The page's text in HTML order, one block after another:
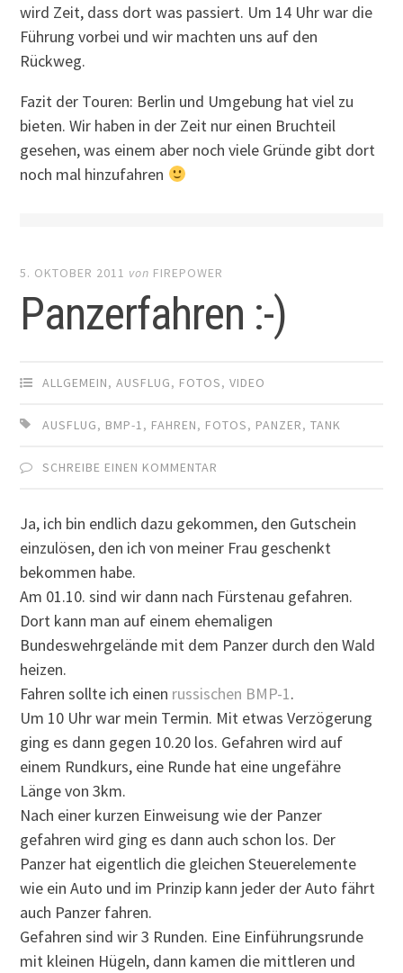
wird Zeit, dass dort was passiert. Um 14 Uhr war die
Führung vorbei und wir machten uns auf den
Rückweg.
Fazit der Touren: Berlin und Umgebung hat viel zu
bieten. Wir haben in der Zeit nur einen Bruchteil
gesehen, was einem aber noch viele Gründe gibt dort
noch mal hinzufahren
5. OKTOBER 2011 von FIREPOWER
Panzerfahren :-)
ALLGEMEIN,AUSFLUG, FOTOS,VIDEO
AUSFLUG, BMP-1, FAHREN, FOTOS, PANZER,TANK
SCHREIBE EINEN KOMMENTAR
Ja, ich bin endlich dazu gekommen, den Gutschein
einzulösen, den ich von meiner Frau geschenkt
bekommen habe.
Am 01.10. sind wir dann nach Fürstenau gefahren.
Dort kann man auf einem ehemaligen
Bundeswehrgelände mit dem Panzer durch den Wald
heizen.
Fahren sollte ich einen russischen BMP-1.
Um 10 Uhr war mein Termin. Mit etwas Verzögerung
ging es dann gegen 10.20 los. Gefahren wird auf
einem Rundkurs, eine Runde hat eine ungefähre
Länge von 3km.
Nach einer kurzen Einweisung wie der Panzer
gefahren wird ging es dann auch schon los. Der
Panzer hat eigentlich die gleichen Steuerelemente
wie ein Auto und im Prinzip kann jeder der Auto fährt
auch Panzer fahren.
Gefahren sind wir 3 Runden. Eine Einführungsrunde
mit kleinen Hügeln, dann kamen die mittleren und